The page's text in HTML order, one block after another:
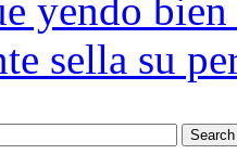
yendo
sella su